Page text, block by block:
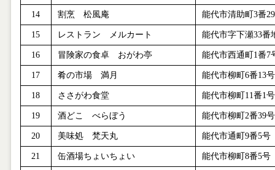
14 割烹 松風庵 能代市清助町 3番29
15 レストラン メルカート 能代市字下瀬33番
16 冒険家の食卓 おがわ亭 能代市西通町 1番7
17 肴の市場 満月 能代市柳町 6番13号
18 ささがわ食堂 能代市柳町 11番1
19 酒どこ べらぼう 能代市柳町 2番39号
20 美味処 梵天丸 能代市通町 9番5号
21 缶酒場ちょいちょい 能代市柳町 8番5号